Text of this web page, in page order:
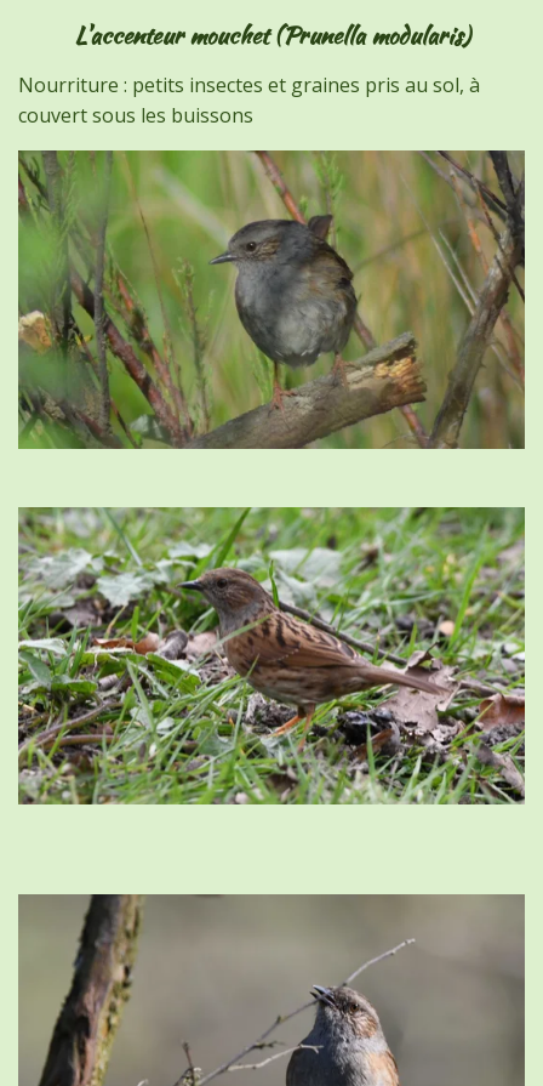
L'accenteur mouchet (Prunella modularis)
Nourriture : petits insectes et graines pris au sol, à
couvert sous les buissons